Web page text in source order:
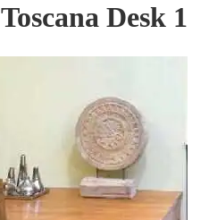
Toscana Desk 1